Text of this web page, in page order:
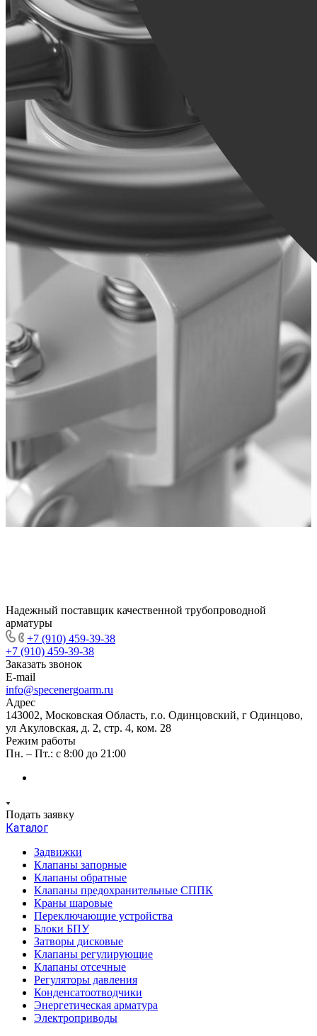
Надежный поставщик качественной трубопроводной
арматуры
+7 (910) 459-39-38
+7 (910) 459-39-38
Заказать звонок
E-mail
info@specenergoarm.ru
Адрес
143002, Московская Область, г.о. Одинцовский, г Одинцово,
ул Акуловская, д. 2, стр. 4, ком. 28
Режим работы
Пн. – Пт.: с 8:00 до 21:00
Подать заявку
Каталог
Задвижки
Клапаны запорные
Клапаны обратные
Клапаны предохранительные СППК
Краны шаровые
Переключающие устройства
Блоки БПУ
Затворы дисковые
Клапаны регулирующие
Клапаны отсечные
Регуляторы давления
Конденсатоотводчики
Энергетическая арматура
Электроприводы